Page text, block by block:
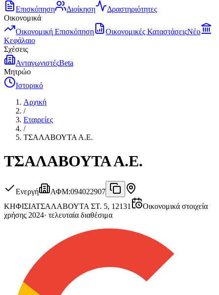
Επισκόπηση
Διοίκηση
Δραστηριότητες
Οικονομικά
Οικονομική Επισκόπηση
Οικονομικές ΚαταστάσειςΝέο
Κεφάλαιο
Σχέσεις
ΑνταγωνιστέςBeta
Μητρώο
Ιστορικό
Αρχική
/
Εταιρείες
/
ΤΣΑΛΑΒΟΥΤΑ Α.Ε.
ΤΣΑΛΑΒΟΥΤΑ Α.Ε.
Ενεργή ΑΦΜ:094022907
ΚΗΦΙΣΙΑΤΣΑΛΑΒΟΥΤΑ ΣΤ. 5, 12131
Οικονομικά στοιχεία
χρήσης 2024· τελευταία διαθέσιμα